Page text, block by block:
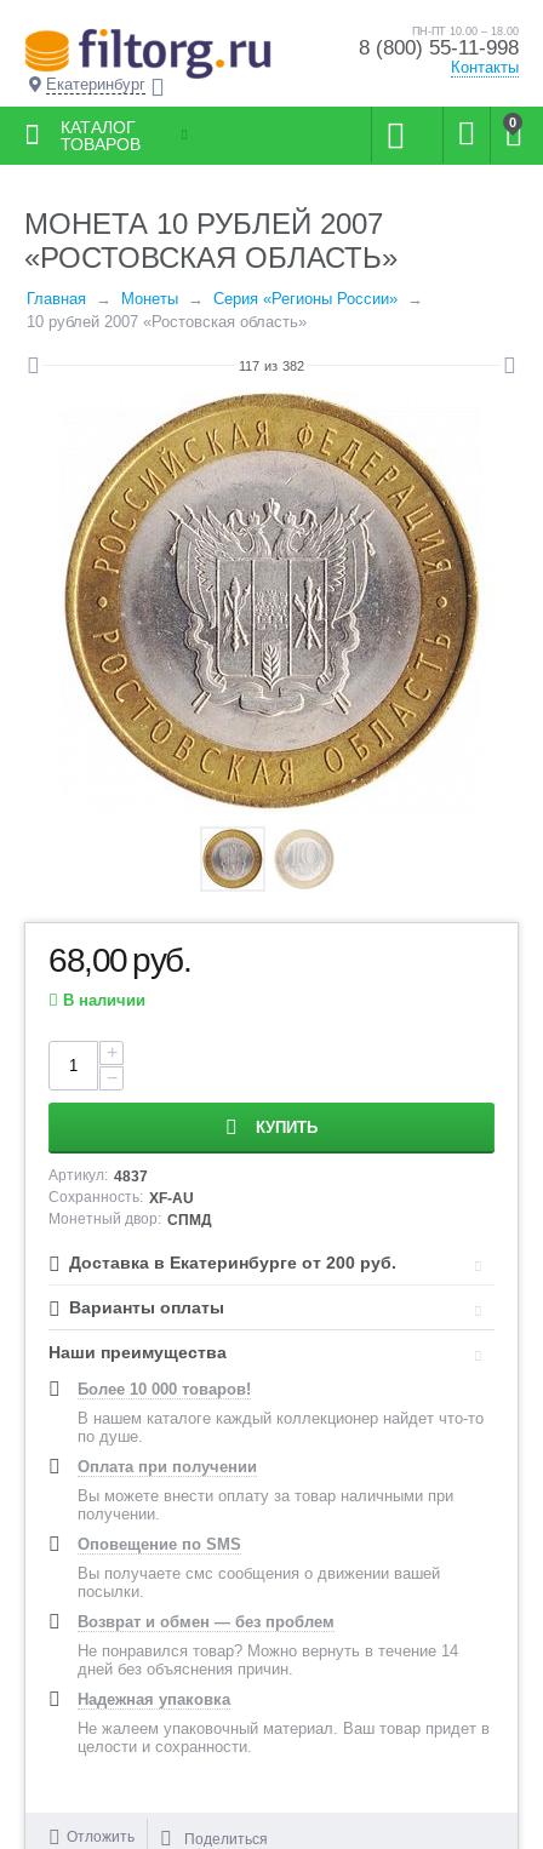
Екатеринбург
ПН-ПТ 10.00 – 18.00
8 (800) 55-11-998
Контакты
0
КАТАЛОГ
ТОВАРОВ
МОНЕТА 10 РУБЛЕЙ 2007
«РОСТОВСКАЯ ОБЛАСТЬ»
Главная Монеты
Серия «Регионы России»
10 рублей 2007 «Ростовская область»
117 из 382
68,00руб.
В наличии
+
−
КУПИТЬ
Артикул: 4837
Сохранность: XF-AU
Монетный двор: СПМД
Доставка в Екатеринбурге от 200 руб.
Варианты оплаты
Наши преимущества
Более 10 000 товаров!
В нашем каталоге каждый коллекционер найдет что-то
по душе.
Оплата при получении
Вы можете внести оплату за товар наличными при
получении.
Оповещение по SMS
Вы получаете смс сообщения о движении вашей
посылки.
Возврат и обмен — без проблем
Не понравился товар? Можно вернуть в течение 14
дней без объяснения причин.
Надежная упаковка
Не жалеем упаковочный материал. Ваш товар придет в
целости и сохранности.
Отложить Поделиться